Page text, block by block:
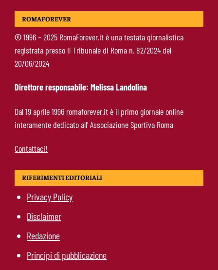
Mercato Roma, manca un solo colpo: Gasperini
Roma-Molina, il colpo di D’Amico è geniale:
qualità ed esperienza a un prezzo da
occasione
ROMAFOREVER
©1996 – 2025 RomaForever.it è una testata giornalistica
registrata presso il Tribunale di Roma n. 82/2024 del
20/06/2024
Direttore responsabile: Melissa Landolina
Dal 19 aprile 1996 romaforever.it è il primo giornale online
interamente dedicato all’ Associazione Sportiva Roma
Contattaci!
RIFERIMENTI EDITORIALI
Privacy Policy
Disclaimer
Redazione
Principi di pubblicazione